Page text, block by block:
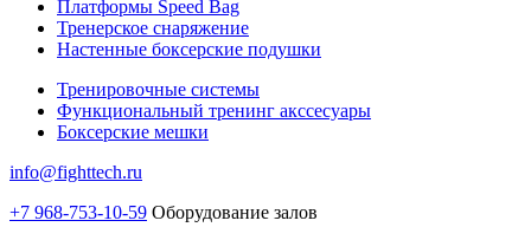
Платформы Speed Bag
Тренерское снаряжение
Настенные боксерские подушки
Тренировочные системы
Функциональный тренинг акссесуары
Боксерские мешки
info@fighttech.ru
+7 968-753-10-59 Оборудование залов